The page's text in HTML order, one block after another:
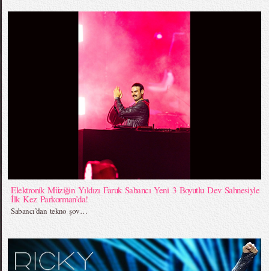
Elektronik Müziğin Yıldızı Faruk Sabancı Yeni 3 Boyutlu Dev Sahnesiyle
İlk Kez Parkorman’da!
Sabancı’dan tekno şov…